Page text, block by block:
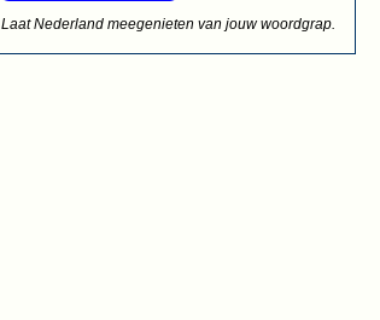
Laat Nederland meegenieten van jouw woordgrap.